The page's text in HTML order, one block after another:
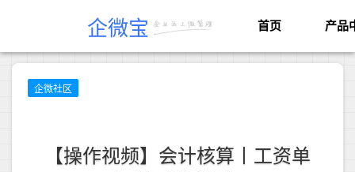
企微宝 首页 产品
企微社区
【操作视频】会计核算丨工资单